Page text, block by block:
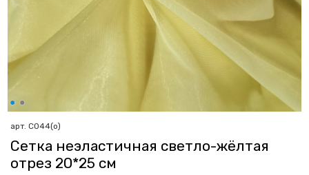
арт. С044(о)
Сетка неэластичная светло-жёлтая
отрез 20*25 см